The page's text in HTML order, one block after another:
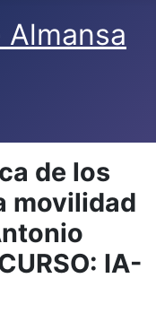
de los
movilidad
IA-